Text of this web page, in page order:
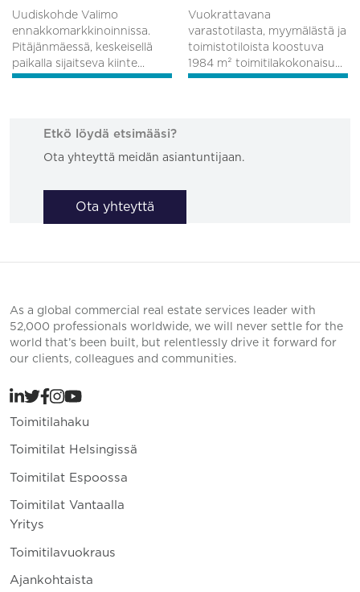
Uudiskohde Valimo
ennakkomarkkinoinnissa.
Pitäjänmäessä, keskeisellä
paikalla sijaitseva kiinte...
Vuokrattavana
varastotilasta, myymälästä ja
toimistotiloista koostuva
1984 m² toimitilakokonaisu...
Etkö löydä etsimääsi?
Ota yhteyttä meidän asiantuntijaan.
Ota yhteyttä
As a global commercial real estate services leader with
52,000 professionals worldwide, we will never settle for the
world that’s been built, but relentlessly drive it forward for
our clients, colleagues and communities.
Toimitilahaku
Toimitilat Helsingissä
Toimitilat Espoossa
Toimitilat Vantaalla
Yritys
Toimitilavuokraus
Ajankohtaista